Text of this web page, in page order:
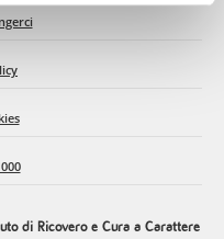
di Ricovero e Cura a Carattere